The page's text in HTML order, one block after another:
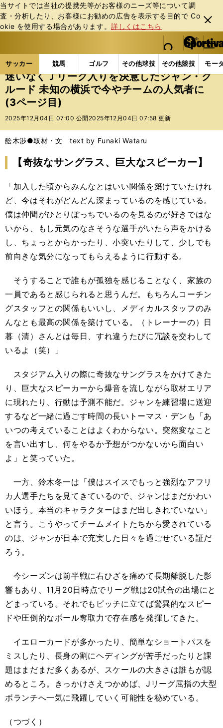
当サイトでは当社の提携先等がお客様のニーズ等について調
査・分析したり、お客様にお勧めの広告を表⽰する⽬的で Co
okie を使⽤する場合があります。詳しくはこちら
閉じ
る
web Sportiva (webスポルティーバ)
検索
マイペ
ー
ジ
メニュ
サッカー 競馬 ゴルフ その他球技 その他競技 モー
ス
ポ
ル
テ
ー
バ
サッカーの記事一覧 Jリーグ他 Jリーグ 迷いな
迷いなくＪリーグ入りを決意したジャン・ク
ルード 未知の横浜で今やチームの人気者に
(3ページ目)
2025年12月04日 07:00 公開 2025年12月04日 07:58 更新
舩木渉●取材・文 text by Funaki Wataru
【奇抜なサングラス、巨大なスピーカー】
「加入した頃からみんなとはいい関係を築けていたけれ
ど、今はそれがどんどん深まっているのを感じている。
僕は仲間がひとりぼっちでいるのを見るのが好きではな
いから、もし元気のなさそうな選手がいたら声をかける
し、ちょっとからかったり、小突いたりして、少しでも
前向きな気分になってもらえるように行動する。
そうすることで誰もが孤独を感じることなく、家族の
一員であると感じられると思うんだ。もちろんコーチン
グスタッフとの関係もいいし、メディカルスタッフのみ
んなとも最高の関係を築けている。（トレーナーの）日
暮（清）さんとは毎日、すれ違うたびに冗談を交わして
いるよ（笑）」
スタジアム入りの際に奇抜なサングラスをかけてきた
り、巨大なスピーカーから爆音を流しながら取材エリア
に現れたり、行動は予測不能だ。ジャンを練習場に送迎
するなど一緒に過ごす時間の長いトーマス・デンも「あ
いつの考えていることはよくわからない。突然変なこと
を言い出すし、何をやるか予想がつかないから面白い
よ」と笑っていた。
一方、鈴木冬一は「僕はスイスでもっと強烈なアフリ
カ人選手たちを見てきているので、ジャンはまだかわい
いほう。本当のキャラクターはまだ出しきれていない」
と言う。こうやってチームメイトたちから愛されている
のは、ジャンが日本で充実した日々を過ごせている証だ
ろう。
今シーズンは前半戦に右ひざを痛めて長期離脱した影
響もあり、11月20日時点でリーグ戦は20試合の出場にと
どまっている。それでもピッチに立てば驚異的なスピー
ドや圧倒的なボール奪取力で存在感を発揮してきた。
イエローカードが多かったり、簡単なショートパスを
ミスしたり、長身の割にヘディングが苦手だったりと課
題はまだまだ多くあるが、スケールの大きさは誰もが認
めるところ。きっかけさえつかめば、Jリーグ屈指の大型
ボランチへ一気に飛躍していく可能性を秘めている。
（つづく）